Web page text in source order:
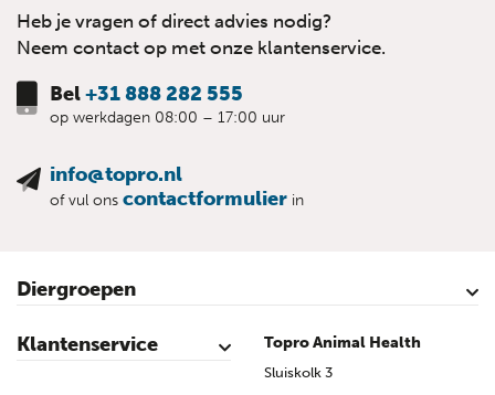
Heb je vragen of direct advies nodig?
Neem contact op met onze klantenservice.
Bel+31 888 282 555
op werkdagen 08:00 – 17:00 uur
info@topro.nl
of vul ons contactformulier in
Diergroepen
Rundvee
Kalveren
Schapen
Schaap lammeren
Geiten
Geit lammeren
Varkens
Biggen
Pluimvee
Klantenservice
Contact
Mijn account
Veilig winkelen
Algemene voorwaarden
Privacy- en cookieverklaring
Disclaimer
Bronvermelding
Sitemap
Topro Partners
Cow Programme krant archief
Topro Animal Health
Sluiskolk 3